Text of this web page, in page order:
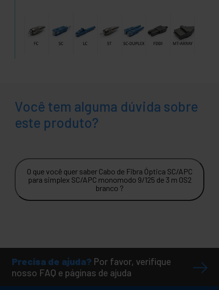
Você tem alguma dúvida sobre
este produto?
O que você quer saber Cabo de Fibra Óptica SC/APC
para simplex SC/APC monomodo 9/125 de 3 m OS2
branco ?
Precisa de ajuda? Por favor, verifique
nosso FAQ e páginas de ajuda